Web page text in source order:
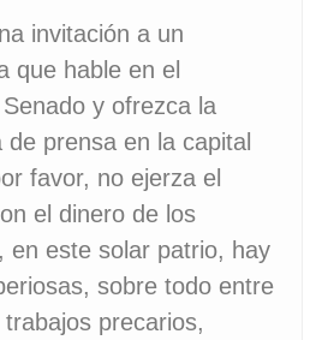
invitación a un
que hable en el
y ofrezca la
prensa en la capital
favor, no ejerza el
el dinero de los
en este solar patrio, hay
sobre todo entre
precarios,